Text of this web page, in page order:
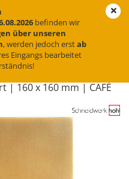
befinden wir
über unseren
, werden jedoch erstab
Eingangs bearbeitet
Letzter »
160 x 160 mm | CAFÉ